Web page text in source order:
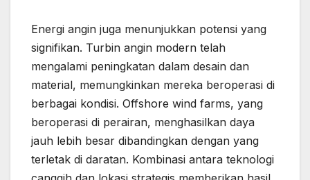
Energi angin juga menunjukkan potensi yang
signifikan. Turbin angin modern telah
mengalami peningkatan dalam desain dan
material, memungkinkan mereka beroperasi di
berbagai kondisi. Offshore wind farms, yang
beroperasi di perairan, menghasilkan daya
jauh lebih besar dibandingkan dengan yang
terletak di daratan. Kombinasi antara teknologi